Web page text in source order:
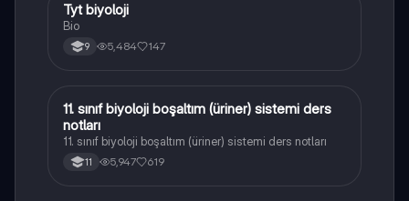
Biyoloji
Tyt biyoloji
Bio
9 5,484 147
Biyoloji
11. sınıf biyoloji boşaltım (üriner) sistemi ders
notları
11. sınıf biyoloji boşaltım (üriner) sistemi ders notları
11 5,947 619